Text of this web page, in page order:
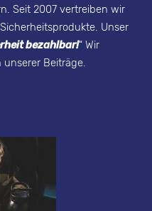
Seit 2007 vertreiben wir
Unser
bezahlbar!“ Wir
Beiträge.